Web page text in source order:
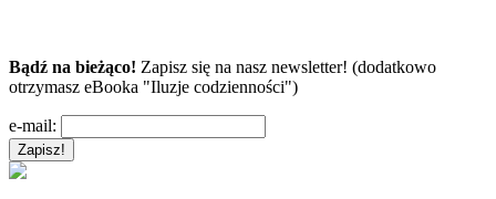
Bądź na bieżąco! Zapisz się na nasz newsletter! (dodatkowo
otrzymasz eBooka "Iluzje codzienności")
e-mail: